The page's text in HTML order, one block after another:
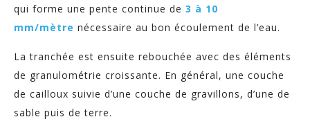
qui forme une pente continue de 3 à 10
mm/mètre nécessaire au bon écoulement de l’eau.
La tranchée est ensuite rebouchée avec des éléments
de granulométrie croissante. En général, une couche
de cailloux suivie d’une couche de gravillons, d’une de
sable puis de terre.